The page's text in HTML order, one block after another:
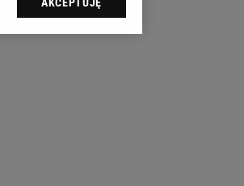
sp. z o.o., jej
swoje preferencje
celów identyfikacji.